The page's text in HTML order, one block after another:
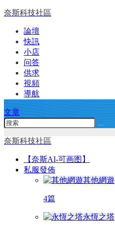
奈斯科技社區
論壇
快訊
小店
问答
供求
視頻
導航
文章
奈斯科技社區
【奈斯AI-可画图】
私服發佈
其他網遊
4篇
永恆之塔